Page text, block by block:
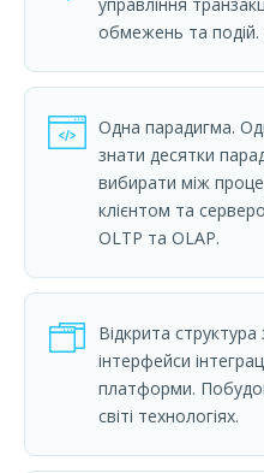
обмежень та подій.
Одна парадигма.
знати десятки
вибирати між
клієнтом та
OLTP та OLAP.
Відкрита
інтерфейси
платформи.
світі технологіях.